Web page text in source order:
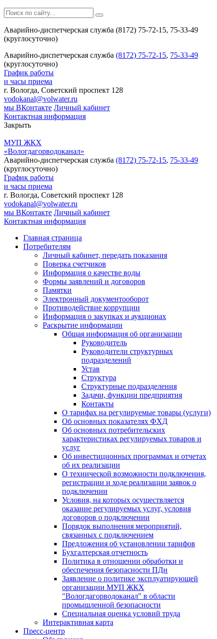
Аварийно-диспетчерская служба (8172) 75-72-15, 75-33-49
(круглосуточно)
Аварийно-диспетчерская служба (8172) 75-72-15, 75-33-49
(круглосуточно)
График работы
и часы приема
г. Вологда, Советский проспект 128
vodokanal@volwater.ru
мы ВКонтакте Личный кабинет
Контактная информация
Закрыть
МУП ЖКХ
«Вологдагорводоканал»
Аварийно-диспетчерская служба (8172) 75-72-15, 75-33-49
(круглосуточно)
График работы
и часы приема
г. Вологда, Советский проспект 128
vodokanal@volwater.ru
мы ВКонтакте Личный кабинет
Контактная информация
Главная страница
Потребителям
Личный кабинет, передать показания
Поверка счетчиков
Информация о качестве воды
Формы заявлений и договоров
Памятки
Электронный документооборот
Противодействие коррупции
Информация о закупках и аукционах
Раскрытие информации
Общая информация об организации
Руководитель
Руководители структурных
подразделений
Устав
Структура
Структурные подразделения
Задачи, функции предприятия
Контакты
О тарифах на регулируемые товары (услуги)
Об основных показателях ФХД
Об основных потребительских
характеристиках регулируемых товаров и
услуг
Об инвестиционных программах и отчетах
об их реализации
О технической возможности подключения,
регистрации и ходе реализации заявок о
подключении
Условия, на которых осуществляется
оказание регулируемых услуг, условия
договоров о подключении
Порядок выполнения мероприятий,
связанных с подключением
Предложения об установлении тарифов
Бухгалтерская отчетность
Политика в отношении обработки и
обеспечения безопасности ПДн
Заявление о политике эксплуатирующей
организации МУП ЖКХ
"Вологдагорводоканал" в области
промышленной безопасности
Специальная оценка условий труда
Интерактивная карта
Пресс-центр